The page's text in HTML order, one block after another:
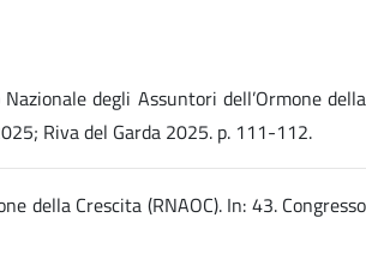
degli Assuntori dell’Ormone della
Riva del Garda 2025. p. 111-112.
della Crescita (RNAOC). In: 43. Congresso